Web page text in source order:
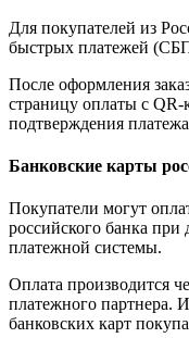
Для покупателей из
быстрых платежей
После оформления
страницу оплаты с
подтверждения
Банковские карты
Покупатели могут
российского банка при
платежной системы.
Оплата производится
платежного партнера.
банковских карт